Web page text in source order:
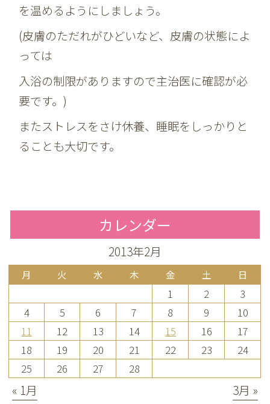
を温めるようにしましょう。
(皮膚のただれがひどいなど、皮膚の状態によ
っては
入浴の制限がありますので主治医に確認が必
要です。)
またストレスをさけ休養、睡眠をしっかりと
ることも大切です。
カレンダー
2013年2月
月 火 水 木 金 土 日
1 2
3
4
5 6 7 8 9
10
11
12 13 14 15 16
17
18
19 20 21 22 23
24
25
26 27 28
« 1月 3月 »